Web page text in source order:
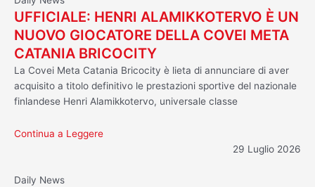
UFFICIALE: HENRI ALAMIKKOTERVO È UN
NUOVO GIOCATORE DELLA COVEI META
CATANIA BRICOCITY
La Covei Meta Catania Bricocity è lieta di annunciare di aver
acquisito a titolo definitivo le prestazioni sportive del nazionale
finlandese Henri Alamikkotervo, universale classe
Continua a Leggere
29 Luglio 2026
Daily News